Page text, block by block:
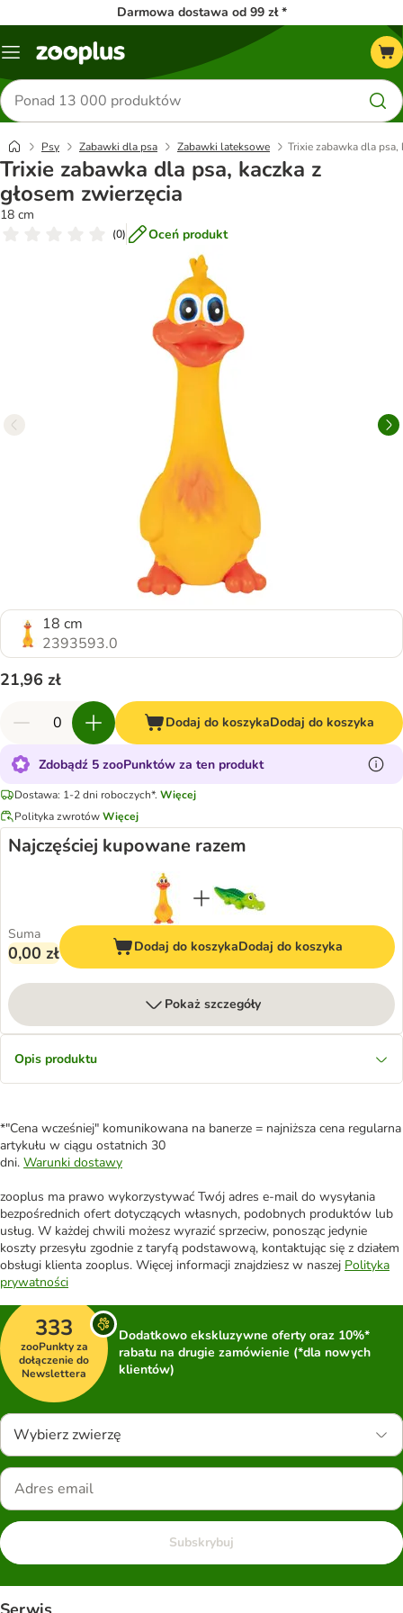
Darmowa dostawa od 99 zł *
Menu
Szukaj
produktów
Psy Zabawki dla psa Zabawki lateksowe Trixie zabawka dla psa,
Trixie zabawka dla psa, kaczka z
głosem zwierzęcia
18 cm
(0) Oceń produkt
18 cm
2393593.0
21,96 zł
Dodaj do koszykaDodaj do koszyka
Zdobądź 5 zooPunktów za ten produkt
Dostawa: 1-2 dni roboczych*. Więcej
Polityka zwrotówWięcej
Najczęściej kupowane razem
Suma
0,00 zł Dodaj do koszykaDodaj do koszyka
Pokaż szczegóły
Opis produktu
*"Cena wcześniej" komunikowana na banerze = najniższa cena regularna
artykułu w ciągu ostatnich 30
dni. Warunki dostawy
zooplus ma prawo wykorzystywać Twój adres e-mail do wysyłania
bezpośrednich ofert dotyczących własnych, podobnych produktów lub
usług. W każdej chwili możesz wyrazić sprzeciw, ponosząc jedynie
koszty przesyłu zgodnie z taryfą podstawową, kontaktując się z działem
obsługi klienta zooplus. Więcej informacji znajdziesz w naszej Polityka
prywatności
333
zooPunkty za
dołączenie do
Newslettera
Dodatkowo ekskluzywne oferty oraz 10%*
rabatu na drugie zamówienie (*dla nowych
klientów)
Wybierz zwierzę
Subskrybuj